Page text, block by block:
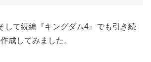
して続編『キングダム4』でも引き続
成してみました。